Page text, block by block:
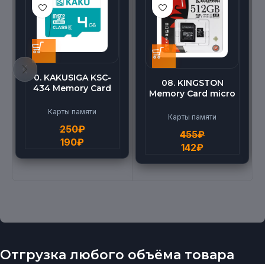
0. KAKUSIGA KSC-
434 Memory Card
High Speed (4G)
Карты памяти
250₽
190₽
08. KINGSTON
Memory Card micro
Карты памяти
455₽
142₽
Отгрузка любого объёма товара